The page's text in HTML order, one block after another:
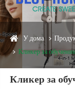
У дома
Кликер за
Кликер за